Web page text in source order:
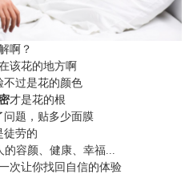
啊？
该花的地方啊
不过是花的颜色
才是花的根
问题，贴多少面膜
徒劳的
容颜、健康、幸福...
次让你找回自信的体验